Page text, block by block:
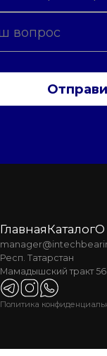
ГлавнаяКаталогО
Респ. Татарстан
Мамадышский тракт 56
Политика